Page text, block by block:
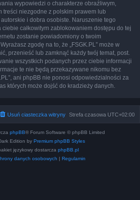
wypowiedzi o charakterze obraźliwym,
treści niezgodne z polskim prawem lub
i dobra osobiste. Naruszenie tego
całkowitym zablokowaniem dostępu do tej
zostanie powiadomiony o twoim
zgodę na to, że „FSGK.PL” może w
przenieść lub zamknąć każdy twój temat, post.
wszystkich podanych przez ciebie informacji
te nie będą przekazywane nikomu bez
ani phpBB nie ponosi odpowiedzialności za
których może dojść do kradzieży danych.
Strefa czasowa UTC+02:00
Usuń ciasteczka witryny
phpBB® Forum Software © phpBB Limited
Edition by Premium phpBB Styles
językowy dostarcza phpBB.pl
danych osobowych | Regulamin